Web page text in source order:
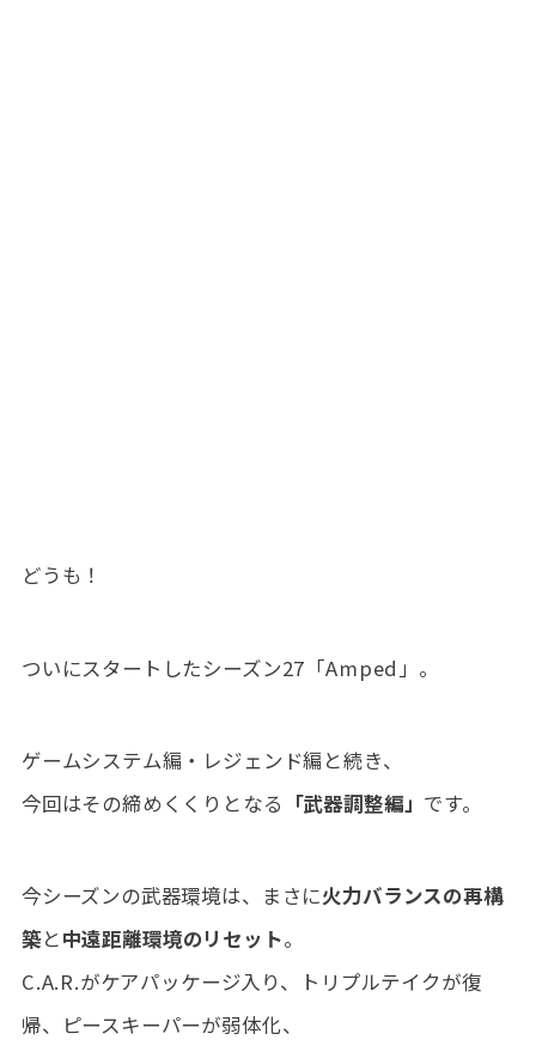
どうも！
ついにスタートしたシーズン27「Amped」。
ゲームシステム編・レジェンド編と続き、
今回はその締めくくりとなる 「武器調整編」 です。
今シーズンの武器環境は、まさに火力バランスの再構
築と中遠距離環境のリセット。
C.A.R.がケアパッケージ入り、トリプルテイクが復
帰、ピースキーパーが弱体化、